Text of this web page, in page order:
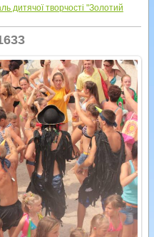
дитячої творчості "Золотий